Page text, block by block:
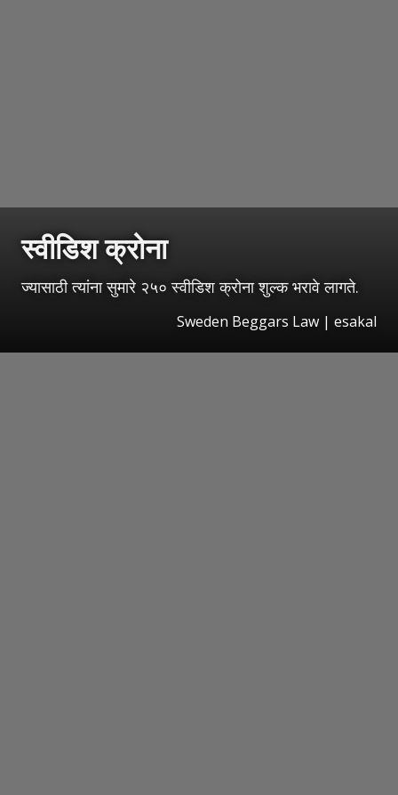
स्वीडिश क्रोना
ज्यासाठी त्यांना सुमारे २५० स्वीडिश क्रोना शुल्क भरावे लागते.
Sweden Beggars Law | esakal